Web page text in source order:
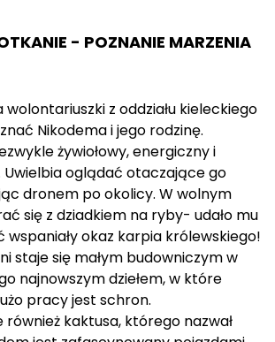
- POZNANIE MARZENIA
wolontariuszki z oddziału kieleckiego
Nikodema i jego rodzinę.
żywiołowy, energiczny i
Uwielbia oglądać otaczające go
dronem po okolicy. W wolnym
się z dziadkiem na ryby- udało mu
wspaniały okaz karpia królewskiego!
staje się małym budowniczym w
najnowszym dziełem, w które
pracy jest schron.
również kaktusa, którego nazwał